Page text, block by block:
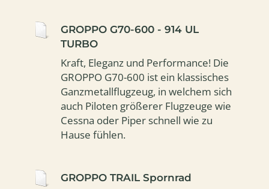
GROPPO G70-600 - 914 UL
TURBO
Kraft, Eleganz und Performance! Die
GROPPO G70-600 ist ein klassisches
Ganzmetallflugzeug, in welchem sich
auch Piloten größerer Flugzeuge wie
Cessna oder Piper schnell wie zu
Hause fühlen.
GROPPO TRAIL Spornrad